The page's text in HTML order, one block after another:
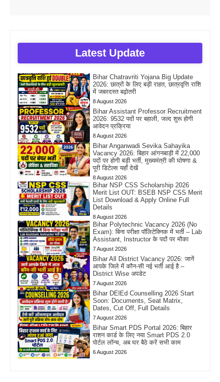
Latest Update
Bihar Chatravriti Yojana Big Update
2026: छात्रों के लिए बड़ी राहत, छात्रवृत्ति राशि
में जबरदस्त बढ़ोतरी
8 August 2026
Bihar Assistant Professor Recruitment
2026: 9532 पदों पर बहाली, जल्द शुरू होगी
आवेदन प्रक्रिया
8 August 2026
Bihar Anganwadi Sevika Sahayika
Vacancy 2026: बिहार आंगनबाड़ी में 22,000
पदों पर होगी बड़ी भर्ती, मुख्यमंत्री की घोषणा &
पूरी डिटेल्स यहाँ देखें
8 August 2026
Bihar NSP CSS Scholarship 2026
Merit List OUT: BSEB NSP CSS Merit
List Download & Apply Online Full
Details
8 August 2026
Bihar Polytechnic Vacancy 2026 (No
Exam): बिना परीक्षा पॉलिटेक्निक में भर्ती – Lab
Assistant, Instructor के पदों पर मौका
7 August 2026
Bihar All District Vacancy 2026: जानें
आपके जिले में कौन-सी नई भर्ती आई है –
District Wise अपडेट
7 August 2026
Bihar DElEd Counselling 2026 Start
Soon: Documents, Seat Matrix,
Dates, Cut Off, Full Details
7 August 2026
Bihar Smart PDS Portal 2026: बिहार
राशन कार्ड के लिए नया Smart PDS 2.0
पोर्टल लॉन्च, अब घर बैठे करें सभी काम
6 August 2026